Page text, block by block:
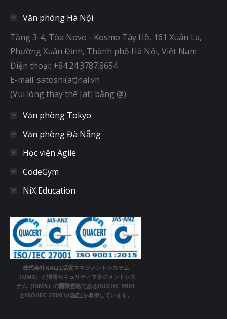
Văn phòng Hà Nội
Tầng 3-4, Tòa Novo - Kosmo Tây Hồ, 161 Xuân La,
Phường Xuân Đỉnh, Thành phố Hà Nội, Việt Nam
Điện thoại: +84.24.3787.8654
E-mail: satoshi(at)nal.vn
(Vui lòng thay thế [at] bằng @)
Văn phòng Tokyo
Văn phòng Đà Nẵng
Học viện Agile
CodeGym
NiX Education
株式会社NALは品質マネジメントシステム
（QMS）と情報セキュリティマネジメントシス
テム（ISMS）の国際規格であるISO/IEC 9001
とISO/IEC 27001の認証を取得しています。